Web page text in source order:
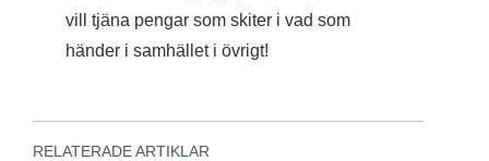
vill tjäna pengar som skiter i vad som
händer i samhället i övrigt!
RELATERADE ARTIKLAR